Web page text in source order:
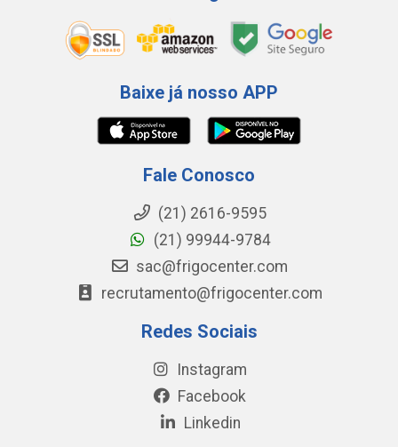
Baixe já nosso APP
Fale Conosco
(21) 2616-9595
(21) 99944-9784
sac@frigocenter.com
recrutamento@frigocenter.com
Redes Sociais
Instagram
Facebook
Linkedin